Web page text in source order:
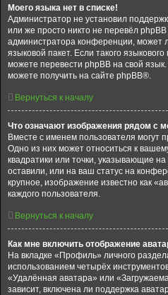
Моего языка нет в списке!
Администратор не установил
или же просто никто не перевёл
администратора конференции, может
языковой пакет. Если такого
можете перевести phpBB на свой
можете получить на сайте phpBB®.
Вернуться к началу
Что означают изображения рядом с
Вместе с именем пользователя могут
Одно из них может относиться к
квадратики или точки, указывающие
оставили, или на ваш статус на
крупное, изображение известно как
каждого пользователя.
Вернуться к началу
Как мне включить отображение
На вкладке «Профиль» личного
использованием четырёх
«Удалённая аватара» или
зависит, включена ли поддержка